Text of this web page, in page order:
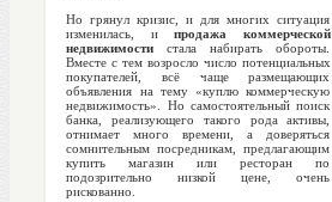
Но грянул кризис, и для многих ситуация
изменилась, ипродажа коммерческой
недвижимости стала набирать обороты.
Вместе с тем возросло число потенциальных
покупателей, всё чаще размещающих
объявления на тему «куплю коммерческую
недвижимость». Но самостоятельный поиск
банка, реализующего такого рода активы,
отнимает много времени, а доверяться
сомнительным посредникам, предлагающим
купить магазин или ресторан по
подозрительно низкой цене, очень
рискованно.